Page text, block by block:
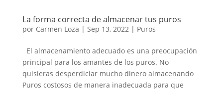
La forma correcta de almacenar tus puros
por Carmen Loza | Sep 13, 2022| Puros
El almacenamiento adecuado es una preocupación
principal para los amantes de los puros. No
quisieras desperdiciar mucho dinero almacenando
Puros costosos de manera inadecuada para que